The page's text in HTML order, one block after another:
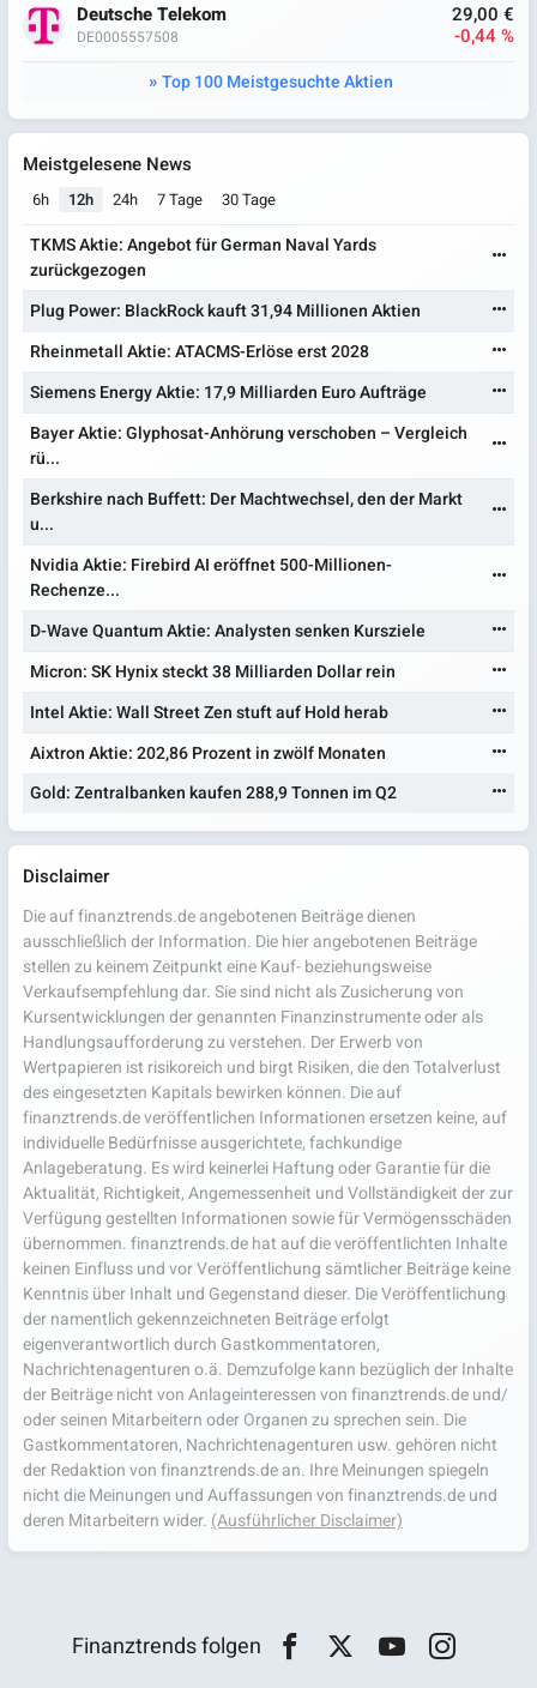
Deutsche Telekom
DE0005557508
29,00 €
-0,44 %
Top 100 Meistgesuchte Aktien
Meistgelesene News
6h 12h 24h 7 Tage 30 Tage
TKMS Aktie: Angebot für German Naval Yards
zurückgezogen
Plug Power: BlackRock kauft 31,94 Millionen Aktien
Rheinmetall Aktie: ATACMS-Erlöse erst 2028
Siemens Energy Aktie: 17,9 Milliarden Euro Aufträge
Bayer Aktie: Glyphosat-Anhörung verschoben – Vergleich
rü...
Berkshire nach Buffett: Der Machtwechsel, den der Markt
u...
Nvidia Aktie: Firebird AI eröffnet 500-Millionen-
Rechenze...
D-Wave Quantum Aktie: Analysten senken Kursziele
Micron: SK Hynix steckt 38 Milliarden Dollar rein
Intel Aktie: Wall Street Zen stuft auf Hold herab
Aixtron Aktie: 202,86 Prozent in zwölf Monaten
Gold: Zentralbanken kaufen 288,9 Tonnen im Q2
Disclaimer
Die auf finanztrends.de angebotenen Beiträge dienen
ausschließlich der Information. Die hier angebotenen Beiträge
stellen zu keinem Zeitpunkt eine Kauf- beziehungsweise
Verkaufsempfehlung dar. Sie sind nicht als Zusicherung von
Kursentwicklungen der genannten Finanzinstrumente oder als
Handlungsaufforderung zu verstehen. Der Erwerb von
Wertpapieren ist risikoreich und birgt Risiken, die den Totalverlust
des eingesetzten Kapitals bewirken können. Die auf
finanztrends.de veröffentlichen Informationen ersetzen keine, auf
individuelle Bedürfnisse ausgerichtete, fachkundige
Anlageberatung. Es wird keinerlei Haftung oder Garantie für die
Aktualität, Richtigkeit, Angemessenheit und Vollständigkeit der zur
Verfügung gestellten Informationen sowie für Vermögensschäden
übernommen. finanztrends.de hat auf die veröffentlichten Inhalte
keinen Einfluss und vor Veröffentlichung sämtlicher Beiträge keine
Kenntnis über Inhalt und Gegenstand dieser. Die Veröffentlichung
der namentlich gekennzeichneten Beiträge erfolgt
eigenverantwortlich durch Gastkommentatoren,
Nachrichtenagenturen o.ä. Demzufolge kann bezüglich der Inhalte
der Beiträge nicht von Anlageinteressen von finanztrends.de und/
oder seinen Mitarbeitern oder Organen zu sprechen sein. Die
Gastkommentatoren, Nachrichtenagenturen usw. gehören nicht
der Redaktion von finanztrends.de an. Ihre Meinungen spiegeln
nicht die Meinungen und Auffassungen von finanztrends.de und
deren Mitarbeitern wider. (Ausführlicher Disclaimer)
Finanztrends folgen